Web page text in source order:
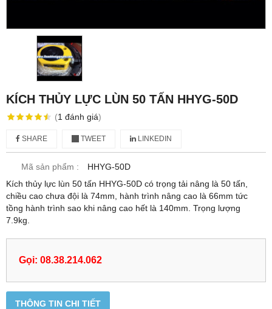
KÍCH THỦY LỰC LÙN 50 TẤN HHYG-50D
(1 đánh giá)
SHARE TWEET LINKEDIN
Mã sản phẩm :
HHYG-50D
Kích thủy lực lùn 50 tấn HHYG-50D có trọng tải nâng là 50 tấn,
chiều cao chưa đội là 74mm, hành trình nâng cao là 66mm tức
tồng hành trình sao khi nâng cao hết là 140mm. Trọng lượng
7.9kg.
Gọi: 08.38.214.062
THÔNG TIN CHI TIẾT